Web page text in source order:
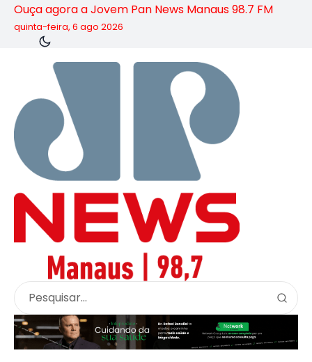
Ouça agora a Jovem Pan News Manaus 98.7 FM
quinta-feira, 6 ago 2026